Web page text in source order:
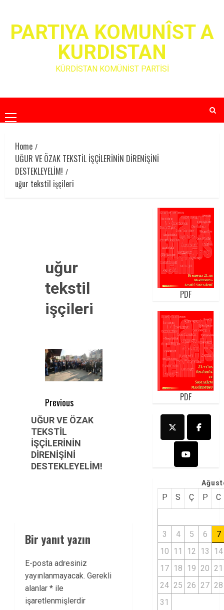
contentPARTIYA KOMUNÎST A
KURDISTAN
KÜRDİSTAN KOMÜNİST PARTİSİ
Primary
Menu
Home
UĞUR VE ÖZAK TEKSTİL İŞÇİLERİNİN DİRENİŞİNİ
DESTEKLEYELİM!
uğur tekstil işçileri
uğur
tekstil
işçileri
Post
navigation
Previous
Previous
post:
UĞUR VE ÖZAK
TEKSTİL
İŞÇİLERİNİN
DİRENİŞİNİ
DESTEKLEYELİM!
Bir yanıt yazın
E-posta adresiniz
yayınlanmayacak. Gerekli
alanlar * ile
işaretlenmişlerdir
PDF
PDF
P S Ç P C
3 4 5 6
7
10 11 12 13
14
17 18 19 20 21
24 25 26 27 28
31